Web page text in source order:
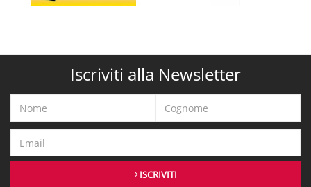
Iscriviti alla Newsletter
ISCRIVITI